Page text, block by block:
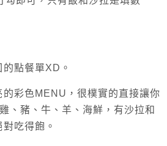
的點餐單XD。
彩色MENU，很樸實的直接讓你
、豬 、 牛 、 羊 、 海鮮，有沙拉和
吃得飽。